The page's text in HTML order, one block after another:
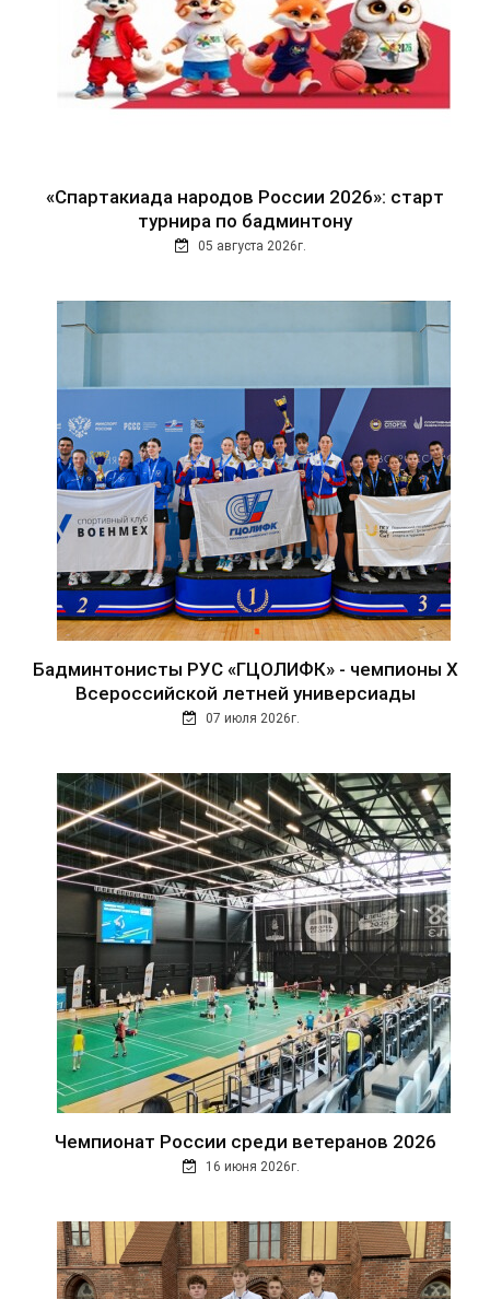
«Спартакиада народов России 2026»: старт
турнира по бадминтону
05 августа 2026г.
Бадминтонисты РУС «ГЦОЛИФК» - чемпионы Х
Всероссийской летней универсиады
07 июля 2026г.
Чемпионат России среди ветеранов 2026
16 июня 2026г.